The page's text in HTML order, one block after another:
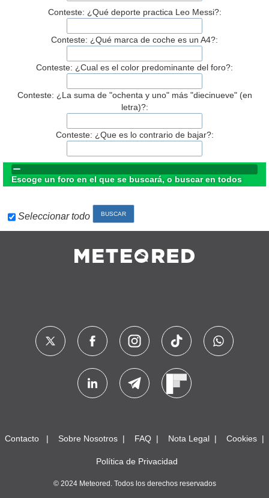
Conteste: ¿Qué deporte practica Leo Messi?:
Conteste: ¿Qué marca de coche es un A4?:
Conteste: ¿Cual es el color predominante del foro?:
Conteste: ¿La suma de "ochenta y uno" más "diecinueve" (en
letra)?:
Conteste: ¿Que es lo contrario de bajar?:
Escoge un foro en el que se buscará, o buscar en todos
Seleccionar todo
Contacto Sobre Nosotros FAQ Nota Legal Cookies
Política de Privacidad
© 2024 Meteored. Todos los derechos reservados